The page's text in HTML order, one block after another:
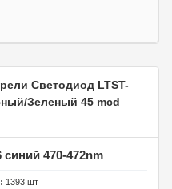
Светодиод LTST-
Зеленый 45 mcd
470-472nm
1393 шт